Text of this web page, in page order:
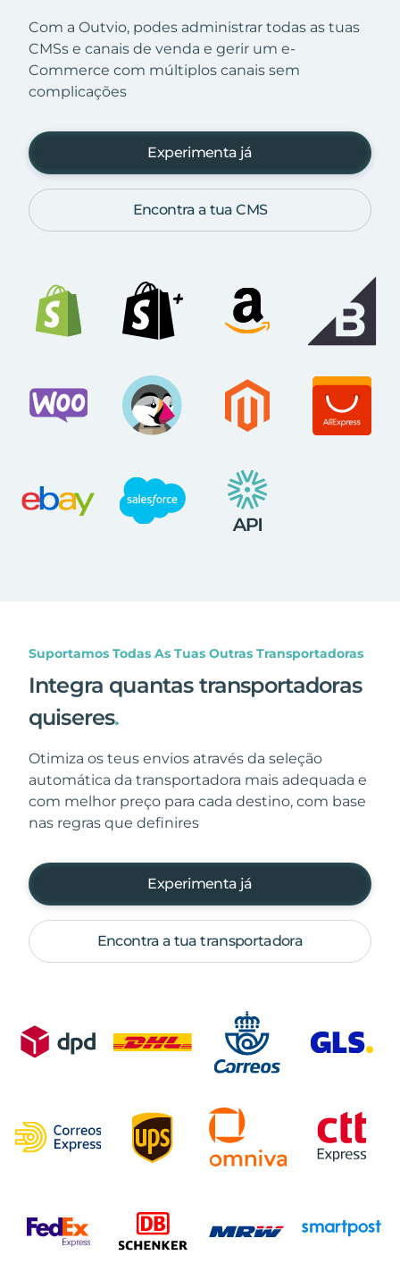
Com a Outvio, podes administrar todas as tuas
CMSs e canais de venda e gerir um e-
Commerce com múltiplos canais sem
complicações
Experimenta já
Encontra a tua CMS
Suportamos Todas As Tuas Outras Transportadoras
Integra quantas transportadoras
quiseres.
Otimiza os teus envios através da seleção
automática da transportadora mais adequada e
com melhor preço para cada destino, com base
nas regras que definires
Experimenta já
Encontra a tua transportadora